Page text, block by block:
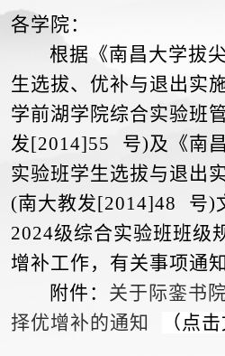
各学院：
根据《南昌大学拔
生选拔、优补与退出实
学前湖学院综合实验班
发[2014]55 号)及《南
实验班学生选拔与退出
(南大教发[2014]48 号)
2024级综合实验班班级
增补工作，有关事项通
附件： 关于际銮书
择优增补的通知
（点